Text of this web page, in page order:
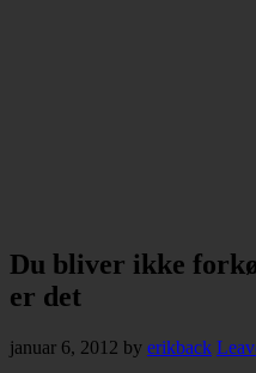
Du bliver ikke
er det
januar 6, 2012 by erikback